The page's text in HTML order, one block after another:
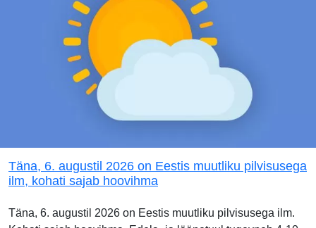
Täna, 6. augustil 2026 on Eestis muutliku pilvisusega
ilm, kohati sajab hoovihma
Täna, 6. augustil 2026 on Eestis muutliku pilvisusega ilm.